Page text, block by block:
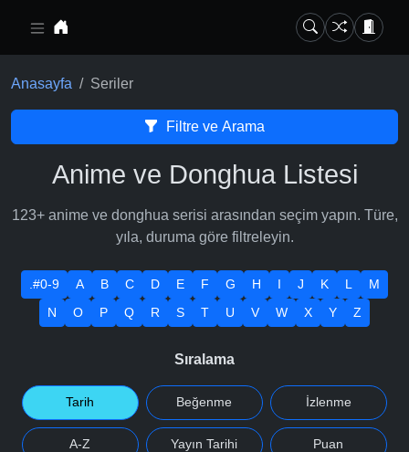
Anasayfa Seriler
Filtre ve Arama
Anime ve Donghua Listesi
123+ anime ve donghua serisi arasından seçim yapın. Türe,
yıla, duruma göre filtreleyin.
.#0-9 A B C D E F G H I J K L
M
N
O P Q R S T U V W X Y Z
Sıralama
Tarih Beğenme İzlenme
A-Z Yayın Tarihi Puan